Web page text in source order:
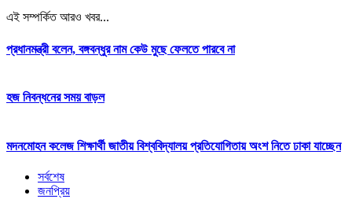
এই সম্পর্কিত আরও খবর...
প্রধানমন্ত্রী বলেন, বঙ্গবন্ধুর নাম কেউ মুছে ফেলতে পারবে না
হজ নিবন্ধনের সময় বাড়ল
মদনমোহন কলেজ শিক্ষার্থী জাতীয় বিশ্ববিদ্যালয় প্রতিযোগিতায় অংশ নিতে ঢাকা যাচ্ছেন
সর্বশেষ
জনপ্রিয়